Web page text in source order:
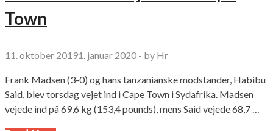
Town
11. oktober 20191. januar 2020 - by Hr
Frank Madsen (3-0) og hans tanzanianske modstander, Habibu
Said, blev torsdag vejet ind i Cape Town i Sydafrika. Madsen
vejede ind på 69,6 kg (153,4 pounds), mens Said vejede 68,7 …